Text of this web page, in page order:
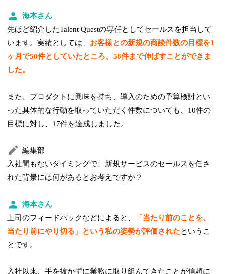
海本さん
先ほど紹介したTalent Questの専任としてセールスを担当して
います。実績としては、 お客様との新規の商談件数の目標を1
ヶ月で50件としていたところ、58件まで伸ばすことができま
した。
また、プロダクトに興味を持ち、導入のための予算検討とい
った具体的な行動を取っていただく件数についても、10件の
目標に対し、17件を達成しました。
編集部
入社間もないタイミングで、新規サービスのセールスを任さ
れた背景には何があるとお考えですか？
海本さん
上司のフィードバックなどによると、
「当たり前のことを、
当たり前にやり切る」という私の姿勢が評価されたというこ
とです。
入社以来、手を抜かずに業務に取り組んできたことが信頼に